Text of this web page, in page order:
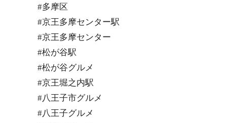
#多摩区
#京王多摩センター駅
#京王多摩センター
#松が谷駅
#松が谷グルメ
#京王堀之内駅
#八王子市グルメ
#八王子グルメ